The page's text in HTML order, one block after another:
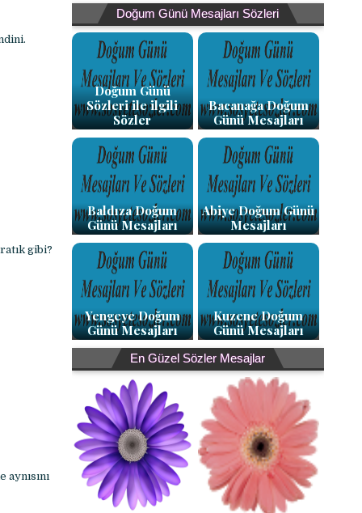
gibi?
Doğum Günü Mesajları Sözleri
Doğum Günü
Sözleri ile ilgili
Sözler
Bacanağa Doğum
Günü Mesajları
Baldıza Doğum
Günü Mesajları
Abiye Doğum Günü
Mesajları
Yengeye Doğum
Günü Mesajları
Kuzene Doğum
Günü Mesajları
En Güzel Sözler Mesajlar